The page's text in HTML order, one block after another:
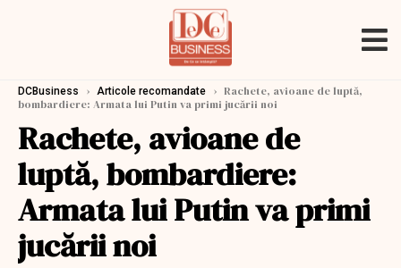
DCBusiness › Articole recomandate › Rachete, avioane de luptă,
bombardiere: Armata lui Putin va primi jucării noi
Rachete, avioane de
luptă, bombardiere:
Armata lui Putin va primi
jucării noi